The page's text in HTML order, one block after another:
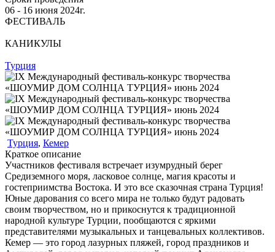
06 ‐ 16 июня 2024г.
ФЕСТИВАЛЬ
КАНИКУЛЫ
Турция
Турция, Кемер
Краткое описание
Участников фестиваля встречает изумрудный берег
Средиземного моря, ласковое солнце, магия красоты и
гостеприимства Востока. И это все сказочная страна Турция!
Юные дарования со всего мира не только будут радовать
своим творчеством, но и прикоснутся к традиционной
народной культуре Турции, пообщаются с яркими
представителями музыкальных и танцевальных коллективов.
Кемер — это город лазурных пляжей, город праздников и